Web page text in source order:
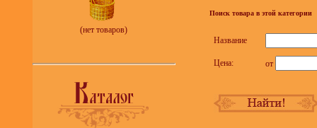
(нет товаров)
Поиск товара в этой категории
Название
Цена: от